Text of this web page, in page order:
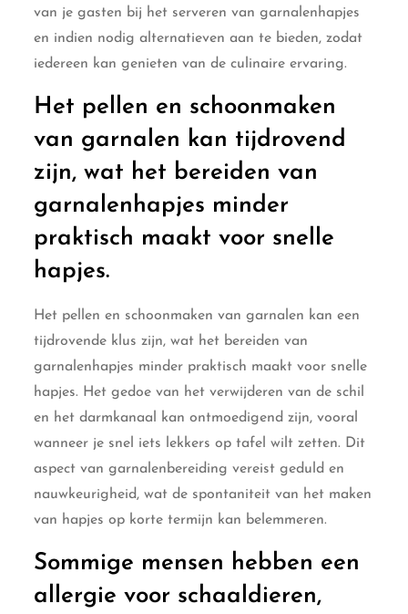
van je gasten bij het serveren van garnalenhapjes
en indien nodig alternatieven aan te bieden, zodat
iedereen kan genieten van de culinaire ervaring.
Het pellen en schoonmaken
van garnalen kan tijdrovend
zijn, wat het bereiden van
garnalenhapjes minder
praktisch maakt voor snelle
hapjes.
Het pellen en schoonmaken van garnalen kan een
tijdrovende klus zijn, wat het bereiden van
garnalenhapjes minder praktisch maakt voor snelle
hapjes. Het gedoe van het verwijderen van de schil
en het darmkanaal kan ontmoedigend zijn, vooral
wanneer je snel iets lekkers op tafel wilt zetten. Dit
aspect van garnalenbereiding vereist geduld en
nauwkeurigheid, wat de spontaniteit van het maken
van hapjes op korte termijn kan belemmeren.
Sommige mensen hebben een
allergie voor schaaldieren,